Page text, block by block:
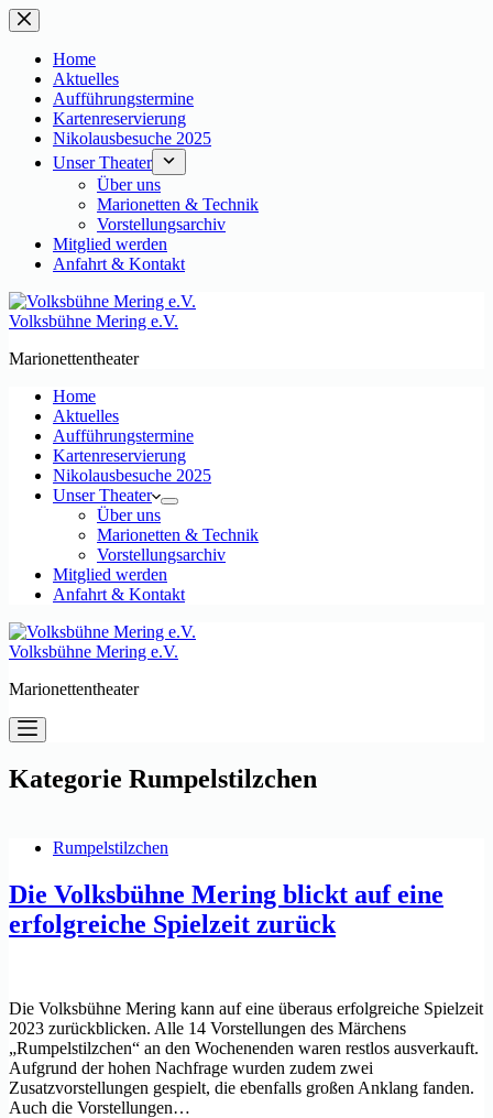
Zum
Inhalt
springenHome
Aktuelles
Aufführungstermine
Kartenreservierung
Nikolausbesuche 2025
Unser Theater
Über uns
Marionetten & Technik
Vorstellungsarchiv
Mitglied werden
Anfahrt & Kontakt
Volksbühne Mering e.V.
Marionettentheater
Home
Aktuelles
Aufführungstermine
Kartenreservierung
Nikolausbesuche 2025
Unser Theater
Über uns
Marionetten & Technik
Vorstellungsarchiv
Mitglied werden
Anfahrt & Kontakt
Volksbühne Mering e.V.
Marionettentheater
Kategorie Rumpelstilzchen
Rumpelstilzchen
Die Volksbühne Mering blickt auf eine
erfolgreiche Spielzeit zurück
Die Volksbühne Mering kann auf eine überaus erfolgreiche Spielzeit
2023 zurückblicken. Alle 14 Vorstellungen des Märchens
„Rumpelstilzchen“ an den Wochenenden waren restlos ausverkauft.
Aufgrund der hohen Nachfrage wurden zudem zwei
Zusatzvorstellungen gespielt, die ebenfalls großen Anklang fanden.
Auch die Vorstellungen…